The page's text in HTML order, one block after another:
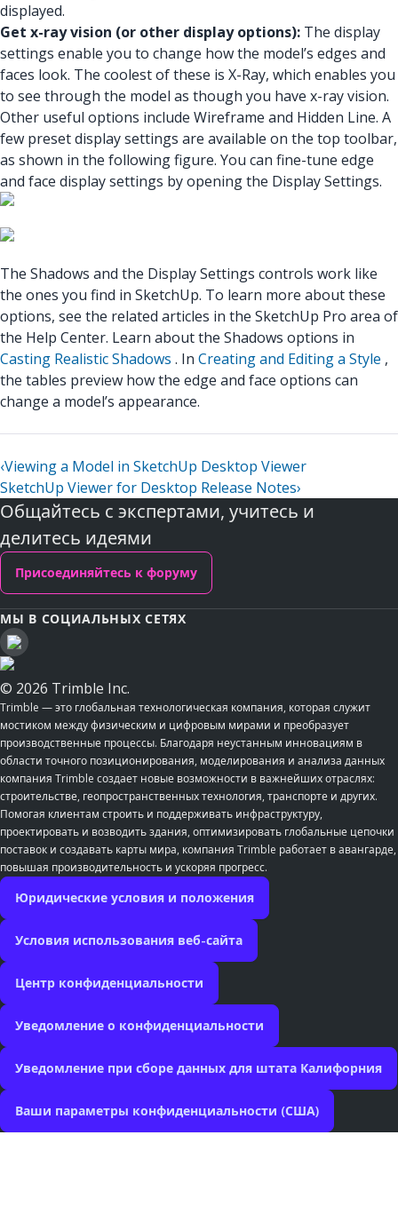
displayed.
Get x-ray vision (or other display options): The display
settings enable you to change how the model’s edges and
faces look. The coolest of these is X-Ray, which enables you
to see through the model as though you have x-ray vision.
Other useful options include Wireframe and Hidden Line. A
few preset display settings are available on the top toolbar,
as shown in the following figure. You can fine-tune edge
and face display settings by opening the Display Settings.
The Shadows and the Display Settings controls work like
the ones you find in SketchUp. To learn more about these
options, see the related articles in the SketchUp Pro area of
the Help Center. Learn about the Shadows options in
Casting Realistic Shadows . In Creating and Editing a Style ,
the tables preview how the edge and face options can
change a model’s appearance.
‹Viewing a Model in SketchUp Desktop Viewer
SketchUp Viewer for Desktop Release Notes›
Общайтесь с экспертами, учитесь и
делитесь идеями
Присоединяйтесь к форуму
МЫ В СОЦИАЛЬНЫХ СЕТЯХ
© 2026 Trimble Inc.
Trimble — это глобальная технологическая компания, которая служит
мостиком между физическим и цифровым мирами и преобразует
производственные процессы. Благодаря неустанным инновациям в
области точного позиционирования, моделирования и анализа данных
компания Trimble создает новые возможности в важнейших отраслях:
строительстве, геопространственных технология, транспорте и других.
Помогая клиентам строить и поддерживать инфраструктуру,
проектировать и возводить здания, оптимизировать глобальные цепочки
поставок и создавать карты мира, компания Trimble работает в авангарде,
повышая производительность и ускоряя прогресс.
Юридические условия и положения
Условия использования веб-сайта
Центр конфиденциальности
Уведомление о конфиденциальности
Уведомление при сборе данных для штата Калифорния
Ваши параметры конфиденциальности (США)